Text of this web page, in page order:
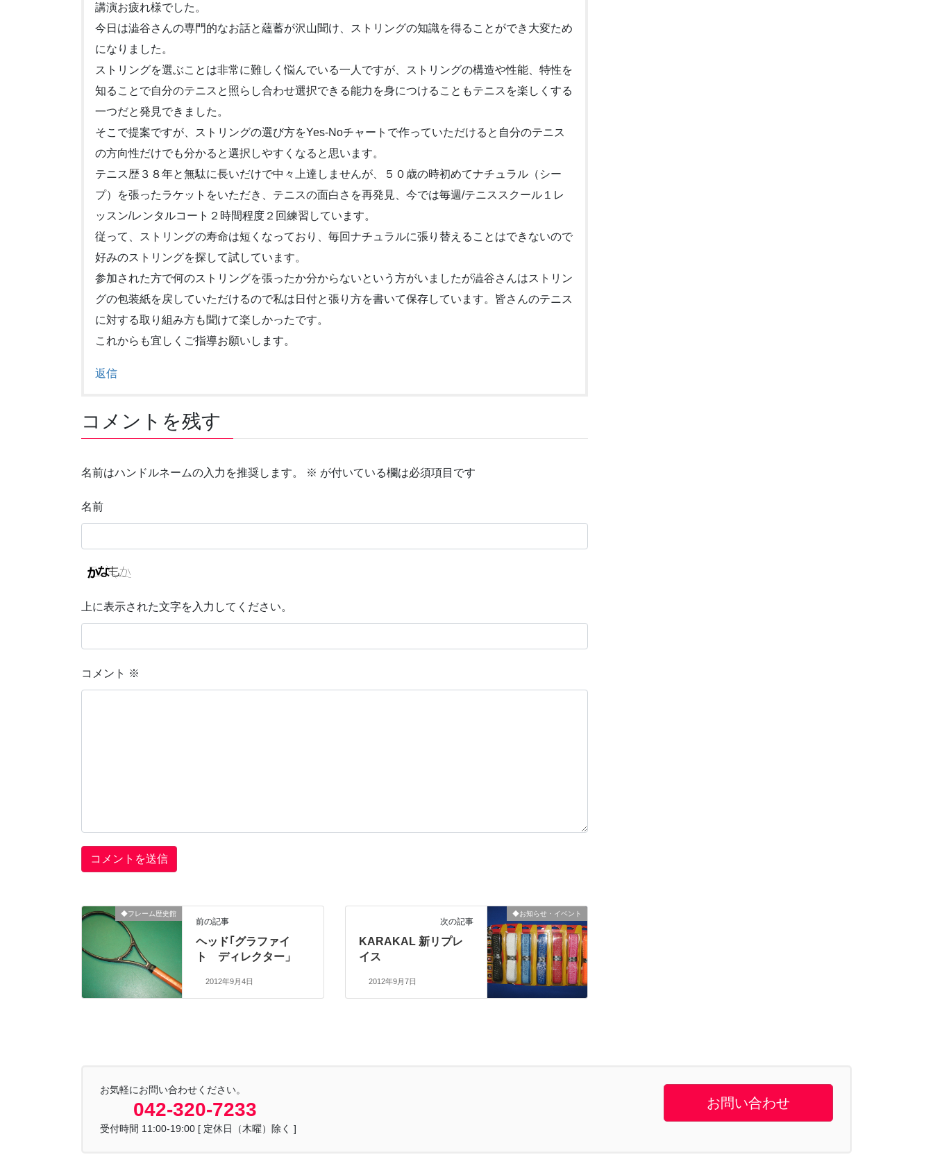
講演お疲れ様でした。
今日は澁谷さんの専門的なお話と蘊蓄が沢山聞け、ストリングの知識を得ることができ大変ため
になりました。
ストリングを選ぶことは非常に難しく悩んでいる一人ですが、ストリングの構造や性能、特性を
知ることで自分のテニスと照らし合わせ選択できる能力を身につけることもテニスを楽しくする
一つだと発見できました。
そこで提案ですが、ストリングの選び方をYes-Noチャートで作っていただけると自分のテニス
の方向性だけでも分かると選択しやすくなると思います。
テニス歴３８年と無駄に長いだけで中々上達しませんが、５０歳の時初めてナチュラル（シー
プ）を張ったラケットをいただき、テニスの面白さを再発見、今では毎週/テニススクール１レ
ッスン/レンタルコート２時間程度２回練習しています。
従って、ストリングの寿命は短くなっており、毎回ナチュラルに張り替えることはできないので
好みのストリングを探して試しています。
参加された方で何のストリングを張ったか分からないという方がいましたが澁谷さんはストリン
グの包装紙を戻していただけるので私は日付と張り方を書いて保存しています。皆さんのテニス
に対する取り組み方も聞けて楽しかったです。
これからも宜しくご指導お願いします。
返信
コメントを残す
名前はハンドルネームの入力を推奨します。 ※ が付いている欄は必須項目です
名前
上に表示された文字を入力してください。
コメント ※
◆フレーム歴史館
前の記事
ヘッド｢グラファイ
ト ディレクター」
2012年9月4日
◆お知らせ・イベント
次の記事
KARAKAL 新リプレ
イス
2012年9月7日
お気軽にお問い合わせください。
042-320-7233
受付時間 11:00-19:00 [ 定休日（木曜）除く ]
お問い合わせ